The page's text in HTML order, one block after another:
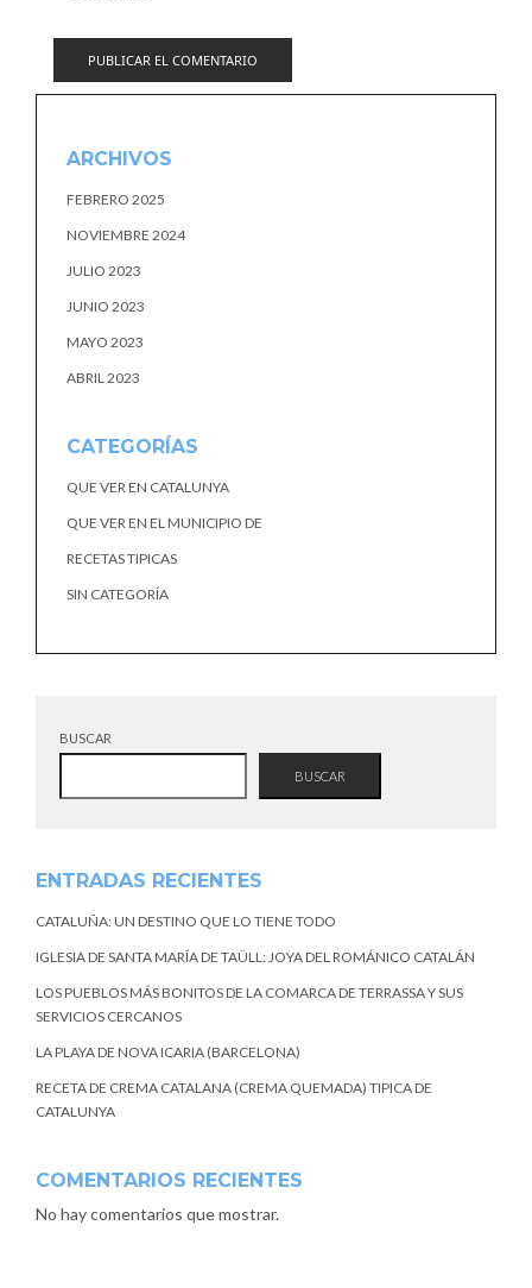
ARCHIVOS
FEBRERO 2025
NOVIEMBRE 2024
JULIO 2023
JUNIO 2023
MAYO 2023
ABRIL 2023
CATEGORÍAS
QUE VER EN CATALUNYA
QUE VER EN EL MUNICIPIO DE
RECETAS TIPICAS
SIN CATEGORÍA
BUSCAR
BUSCAR
ENTRADAS RECIENTES
CATALUÑA: UN DESTINO QUE LO TIENE TODO
IGLESIA DE SANTA MARÍA DE TAÜLL: JOYA DEL ROMÁNICO CATALÁN
LOS PUEBLOS MÁS BONITOS DE LA COMARCA DE TERRASSA Y SUS
SERVICIOS CERCANOS
LA PLAYA DE NOVA ICARIA (BARCELONA)
RECETA DE CREMA CATALANA (CREMA QUEMADA) TIPICA DE
CATALUNYA
COMENTARIOS RECIENTES
No hay comentarios que mostrar.